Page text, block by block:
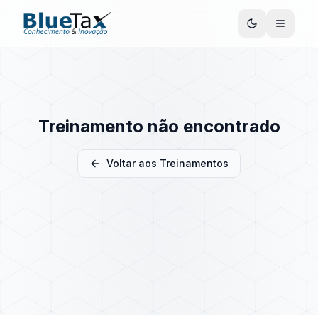
Treinamento não encontrado
Voltar aos Treinamentos